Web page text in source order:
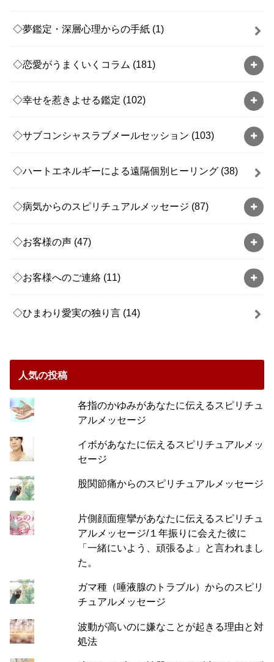
◇夢鑑定・深層心理からの手紙 (1)
◇恋愛がうまくいくコラム (181)
◇幸せを惹きよせる鑑定 (102)
◇サブコンシャスラブメールセッション (103)
◇ハートエネルギーによる遠隔個別ヒーリング (38)
◇病気からのスピリチュアルメッセージ (87)
◇お客様の声 (47)
◇お客様へのご連絡 (11)
◇ひまわり愛実の独り言 (14)
人気の投稿
各指のかゆみがあなたに伝えるスピリチュ
アルメッセージ
イボがあなたに伝えるスピリチュアルメッ
セージ
股関節痛からのスピリチュアルメッセージ
片側顔面痙攣があなたに伝えるスピリチュ
アルメッセージ/１年振りに会えた彼に
「一緒にいよう、頑張るよ」と言われまし
た。
ガマ種（唾液腺のトラブル）からのスピリ
チュアルメッセージ
波動が高いのに嫌なことが起きる理由と対
処法